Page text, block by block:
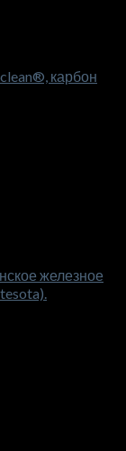
карбон
железное